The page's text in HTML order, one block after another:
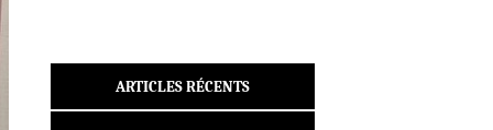
ARTICLES RÉCENTS